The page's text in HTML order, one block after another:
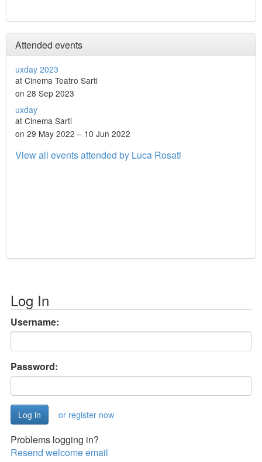
Attended events
uxday 2023
at Cinema Teatro Sarti
on 28 Sep 2023
uxday
at Cinema Sarti
on 29 May 2022 – 10 Jun 2022
View all events attended by Luca Rosati
Log In
Username:
Password:
or register now
Problems logging in?
Resend welcome email